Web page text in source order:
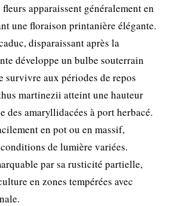
apparaissent généralement en
une floraison printanière élégante.
disparaissant après la
développe un bulbe souterrain
survivre aux périodes de repos
martinezii atteint une hauteur
des amaryllidacées à port herbacé.
en pot ou en massif,
de lumière variées.
par sa rusticité partielle,
en zones tempérées avec